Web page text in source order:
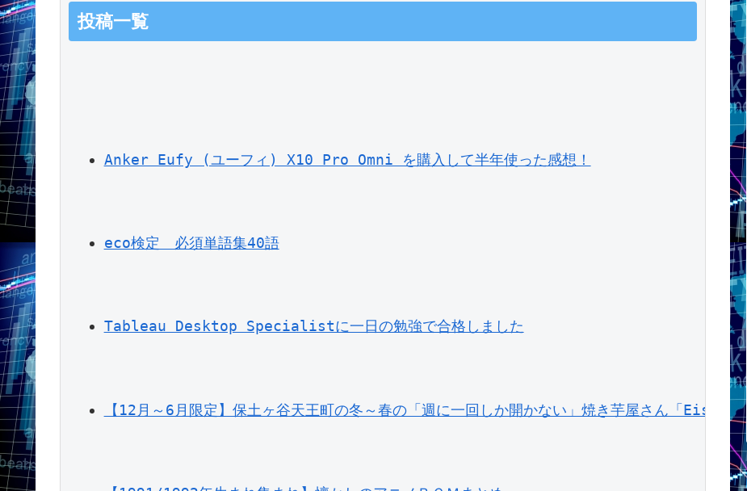
投稿一覧
Anker Eufy (ユーフィ) X10 Pro Omni を購入して半年使った感想！
eco検定　必須単語集40語
Tableau Desktop Specialistに一日の勉強で合格しました
【12月～6月限定】保土ヶ谷天王町の冬～春の「週に一回しか開かない」焼き芋屋さん「Eishin」